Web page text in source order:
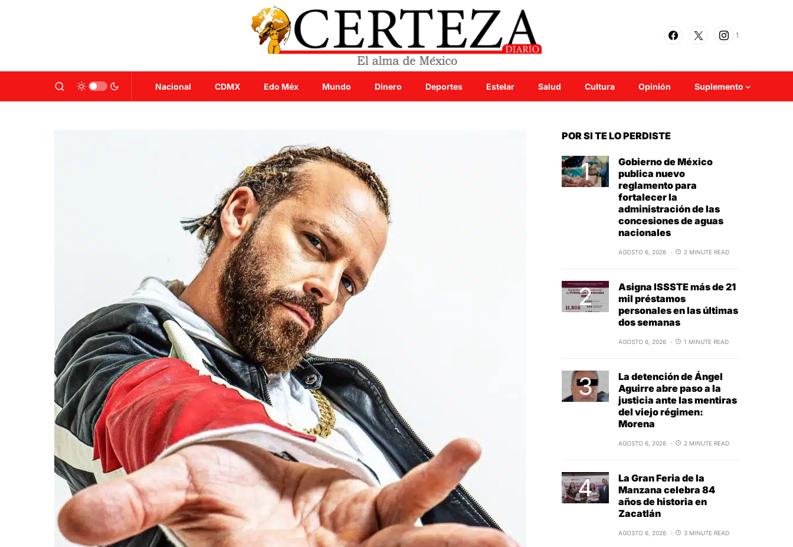
1
Nacional CDMX Edo Méx Mundo Dinero Deportes Estelar Salud Cultura Opinión Suplemento
POR SI TE LO PERDISTE
Gobierno de México
publica nuevo
reglamento para
fortalecer la
administración de las
concesiones de aguas
nacionales
AGOSTO 6, 2026 2 MINUTE READ
Asigna ISSSTE más de 21
mil préstamos
personales en las últimas
dos semanas
AGOSTO 6, 2026 1 MINUTE READ
La detención de Ángel
Aguirre abre paso a la
justicia ante las mentiras
del viejo régimen:
Morena
AGOSTO 6, 2026 2 MINUTE READ
La Gran Feria de la
Manzana celebra 84
años de historia en
Zacatlán
AGOSTO 6, 2026 3 MINUTE READ